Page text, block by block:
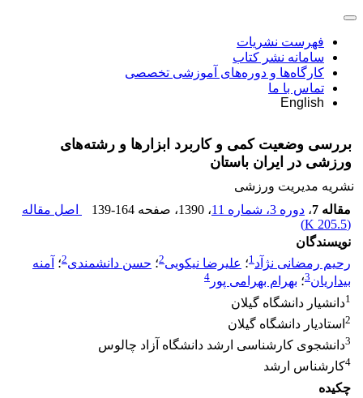
فهرست نشریات
سامانه نشر کتاب
کارگاه‌ها و دوره‌های آموزشی تخصصی
تماس با ما
English
بررسی وضعیت کمی و کاربرد ابزارها و رشته‌های
ورزشی در ایران باستان
نشریه مدیریت ورزشی
مقاله 7
، دوره 3، شماره 11 ، 1390 ، صفحه 139-164
اصل مقاله
(
205.5 K
)
نویسندگان
رحیم رمضانی نژآد1؛ علیرضا نیکویی2؛ حسن دانشمندی2؛ آمنه
بیداریان3؛ بهرام بهرامی پور 4
1دانشیار دانشگاه گیلان
2 استادیار دانشگاه گیلان
3دانشجوی کارشناسی ارشد دانشگاه آزاد چالوس
4کارشناس ارشد
چکیده